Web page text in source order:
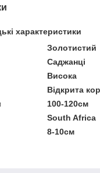
характеристики
Золотистий
Саджанці
Висока
Відкрита
100-120см
South Africa
8-10см